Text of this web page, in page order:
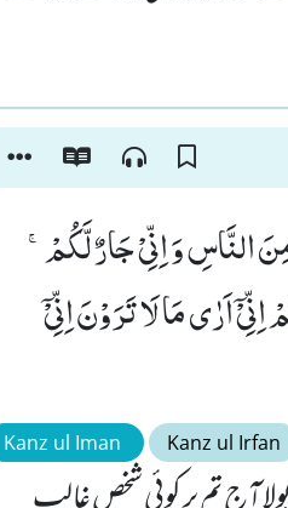
النَّاسِ وَ اِنِّیْ جَارٌ لَّكُمْۚ-
اَرٰى مَا لَا تَرَوْنَ اِنِّیْۤ
Kanz ul Iman Kanz ul Irfan